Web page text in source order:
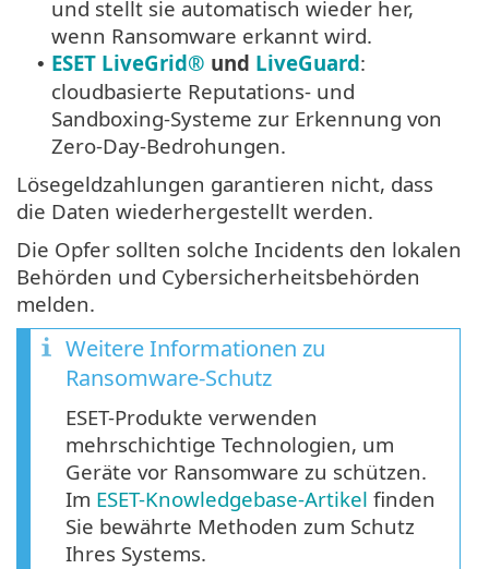
und stellt sie automatisch wieder her,
wenn Ransomware erkannt wird.
• ESET LiveGrid® und LiveGuard:
cloudbasierte Reputations- und
Sandboxing-Systeme zur Erkennung von
Zero-Day-Bedrohungen.
Lösegeldzahlungen garantieren nicht, dass
die Daten wiederhergestellt werden.
Die Opfer sollten solche Incidents den lokalen
Behörden und Cybersicherheitsbehörden
melden.
Weitere Informationen zu
Ransomware-Schutz
ESET-Produkte verwenden
mehrschichtige Technologien, um
Geräte vor Ransomware zu schützen.
Im ESET-Knowledgebase-Artikel finden
Sie bewährte Methoden zum Schutz
Ihres Systems.